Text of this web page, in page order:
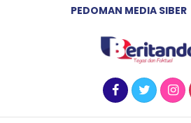
PEDOMAN MEDIA SIBER